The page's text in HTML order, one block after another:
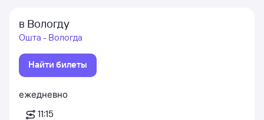
в Вологду
Ошта - Вологда
Найти билеты
ежедневно
11:15